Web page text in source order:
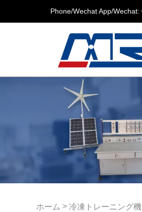
Phone/Wechat App/
ホーム > 冷凍トレーニング